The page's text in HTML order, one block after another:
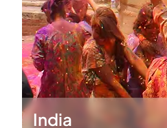
India